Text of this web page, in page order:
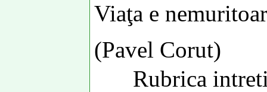
Viaţa e
(Pavel Corut)
Rubrica